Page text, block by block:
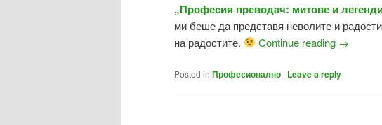
„Професия преводач: митове и
ми беше да представя неволите и
на радостите.
Continue reading →
Posted in Професионално | Leave a reply